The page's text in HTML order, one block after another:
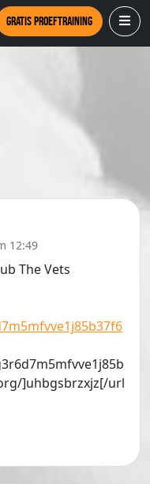
Gratis proeftraining
12:49
The Vets
]uhbgsbrzxjz[/url